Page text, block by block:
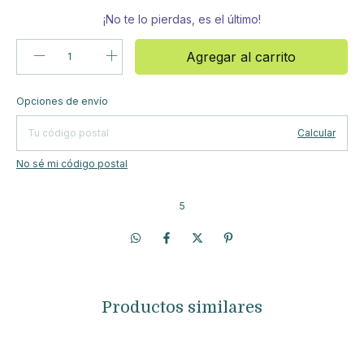
¡No te lo pierdas, es el último!
Entregas para el CP:
Opciones de envío
Calcular
No sé mi código postal
5
Productos similares